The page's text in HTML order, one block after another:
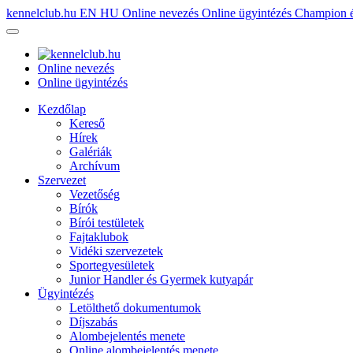
kennelclub.hu EN HU Online nevezés Online ügyintézés Champion
Online nevezés
Online ügyintézés
Kezdőlap
Kereső
Hírek
Galériák
Archívum
Szervezet
Vezetőség
Bírók
Bírói testületek
Fajtaklubok
Vidéki szervezetek
Sportegyesületek
Junior Handler és Gyermek kutyapár
Ügyintézés
Letölthető dokumentumok
Díjszabás
Alombejelentés menete
Online alombejelentés menete